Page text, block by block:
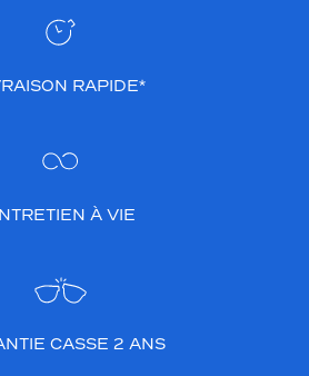
RAPIDE*
À VIE
CASSE 2 ANS